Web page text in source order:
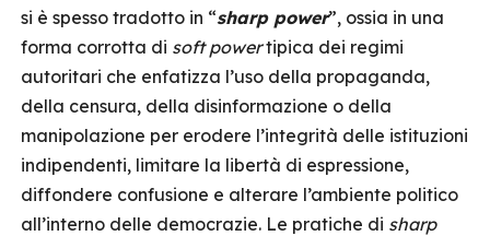
si è spesso tradotto in “sharp power”, ossia in una
forma corrotta di soft powertipica dei regimi
autoritari che enfatizza l’uso della propaganda,
della censura, della disinformazione o della
manipolazione per erodere l’integrità delle istituzioni
indipendenti, limitare la libertà di espressione,
diffondere confusione e alterare l’ambiente politico
all’interno delle democrazie. Le pratiche di sharp